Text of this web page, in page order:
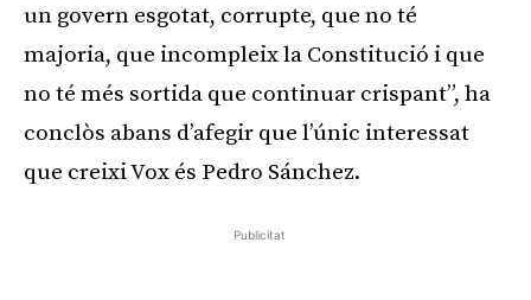
un govern esgotat, corrupte, que no té
majoria, que incompleix la Constitució i que
no té més sortida que continuar crispant”, ha
conclòs abans d’afegir que l’únic interessat
que creixi Vox és Pedro Sánchez.
Publicitat